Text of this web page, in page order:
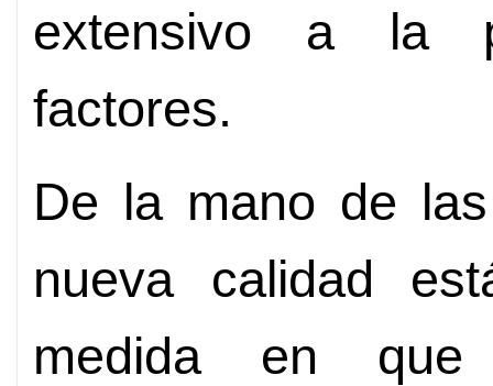
extensivo a la
factores.
De la mano de
nueva calidad
medida en